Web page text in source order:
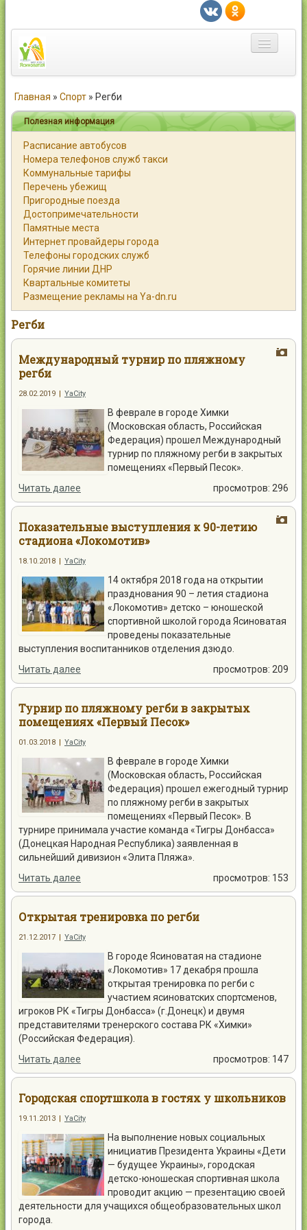
Город
Статьи
Каталог
Справочник
Работа
Объявления
Помощь
Контакты
Главная » Спорт » Регби
Полезная информация
Расписание автобусов
Номера телефонов служб такси
Коммунальные тарифы
Перечень убежищ
Пригородные поезда
Достопримечательности
Памятные места
Интернет провайдеры города
Телефоны городских служб
Горячие линии ДНР
Квартальные комитеты
Размещение рекламы на Ya-dn.ru
Регби
Международный турнир по пляжному
регби
28.02.2019 | YaCity
В феврале в городе Химки
(Московская область, Российская
Федерация) прошел Международный
турнир по пляжному регби в закрытых
помещениях «Первый Песок».
Читать далее
просмотров: 296
Показательные выступления к 90-летию
стадиона «Локомотив»
18.10.2018 | YaCity
14 октября 2018 года на открытии
празднования 90 – летия стадиона
«Локомотив» детско – юношеской
спортивной школой города Ясиноватая
проведены показательные
выступления воспитанников отделения дзюдо.
Читать далее
просмотров: 209
Турнир по пляжному регби в закрытых
помещениях «Первый Песок»
01.03.2018 | YaCity
В феврале в городе Химки
(Московская область, Российская
Федерация) прошел ежегодный турнир
по пляжному регби в закрытых
помещениях «Первый Песок». В
турнире принимала участие команда «Тигры Донбасса»
(Донецкая Народная Республика) заявленная в
сильнейший дивизион «Элита Пляжа».
Читать далее
просмотров: 153
Открытая тренировка по регби
21.12.2017 | YaCity
В городе Ясиноватая на стадионе
«Локомотив» 17 декабря прошла
открытая тренировка по регби с
участием ясиноватских спортсменов,
игроков РК «Тигры Донбасса» (г.Донецк) и двумя
представителями тренерского состава РК «Химки»
(Российская Федерация).
Читать далее
просмотров: 147
Городская спортшкола в гостях у школьников
19.11.2013 | YaCity
На выполнение новых социальных
инициатив Президента Украины «Дети
— будущее Украины», городская
детско-юношеская спортивная школа
проводит акцию — презентацию своей
деятельности для учащихся общеобразовательных школ
города.